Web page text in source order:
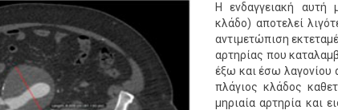
Η ενδαγγειακή
κλάδο) αποτελεί
αντιμετώπιση
αρτηρίας που
έξω και έσω λαγονίου
πλάγιος κλάδος
μηριαία αρτηρία και